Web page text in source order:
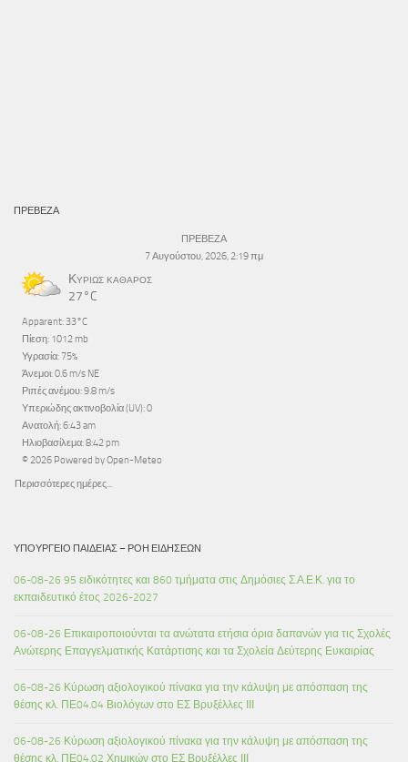
ΠΡΕΒΕΖΑ
ΠΡΕΒΕΖΑ
7 Αυγούστου, 2026, 2:19 πμ
Κυρίως καθαρός
27°C
Apparent: 33°C
Πίεση: 1012 mb
Υγρασία: 75%
Άνεμοι: 0.6 m/s NE
Ριπές ανέμου: 9.8 m/s
Υπεριώδης ακτινοβολία (UV): 0
Ανατολή: 6:43 am
Ηλιοβασίλεμα: 8:42 pm
© 2026 Powered by Open-Meteo
Περισσότερες ημέρες...
ΥΠΟΥΡΓΕΊΟ ΠΑΙΔΕΊΑΣ – ΡΟΉ ΕΙΔΉΣΕΩΝ
06-08-26 95 ειδικότητες και 860 τμήματα στις Δημόσιες Σ.Α.Ε.Κ. για το
εκπαιδευτικό έτος 2026-2027
06-08-26 Επικαιροποιούνται τα ανώτατα ετήσια όρια δαπανών για τις Σχολές
Ανώτερης Επαγγελματικής Κατάρτισης και τα Σχολεία Δεύτερης Ευκαιρίας
06-08-26 Κύρωση αξιολογικού πίνακα για την κάλυψη με απόσπαση της
θέσης κλ. ΠΕ04.04 Βιολόγων στο ΕΣ Βρυξέλλες ΙΙΙ
06-08-26 Κύρωση αξιολογικού πίνακα για την κάλυψη με απόσπαση της
θέσης κλ. ΠΕ04.02 Χημικών στο ΕΣ Βρυξέλλες ΙΙΙ